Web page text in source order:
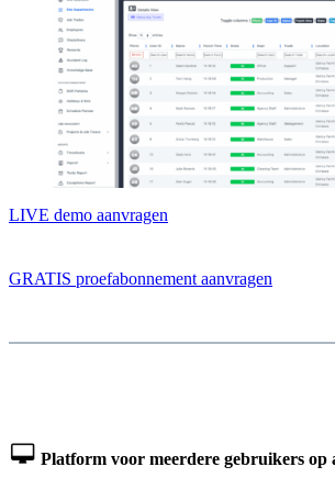
LIVE demo aanvragen
GRATIS proefabonnement aanvragen
Platform voor meerdere gebruikers op